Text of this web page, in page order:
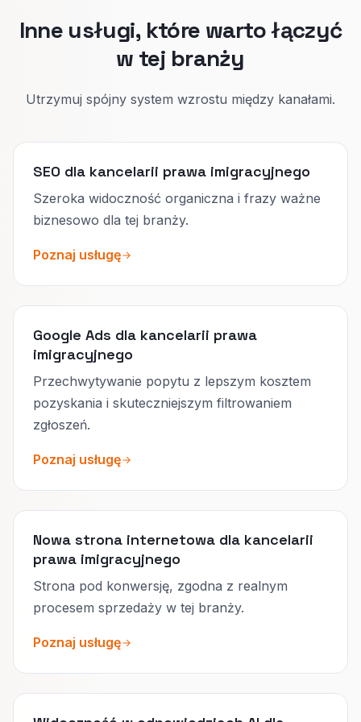
Inne usługi, które warto łączyć
w tej branży
Utrzymuj spójny system wzrostu między kanałami.
SEO dla kancelarii prawa imigracyjnego
Szeroka widoczność organiczna i frazy ważne
biznesowo dla tej branży.
Poznaj usługę
Google Ads dla kancelarii prawa
imigracyjnego
Przechwytywanie popytu z lepszym kosztem
pozyskania i skuteczniejszym filtrowaniem
zgłoszeń.
Poznaj usługę
Nowa strona internetowa dla kancelarii
prawa imigracyjnego
Strona pod konwersję, zgodna z realnym
procesem sprzedaży w tej branży.
Poznaj usługę